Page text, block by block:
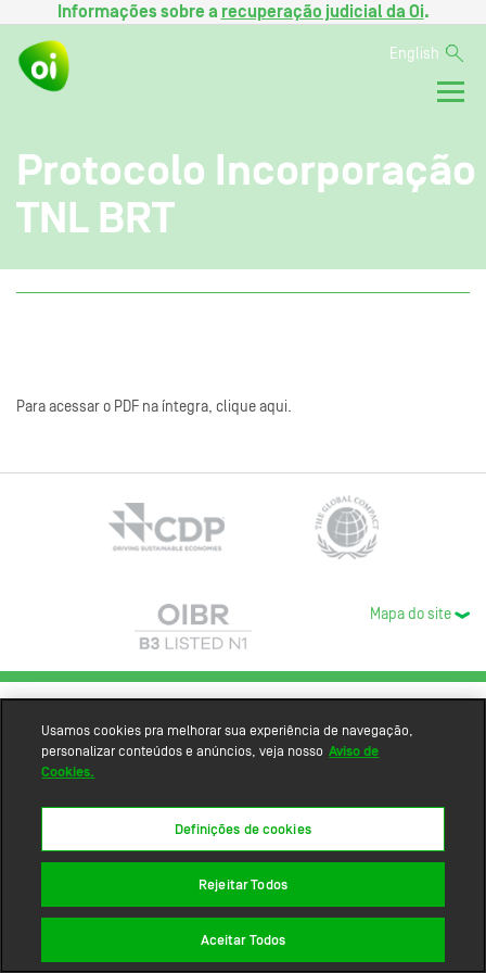
Informações sobre a recuperação judicial da Oi.
English
Protocolo Incorporação
TNL BRT
Para acessar o PDF na íntegra, clique aqui.
Mapa do site
Usamos cookies pra melhorar sua experiência de navegação,
personalizar conteúdos e anúncios, veja nosso Aviso de
Cookies.
Definições de cookies
Rejeitar Todos
Aceitar Todos